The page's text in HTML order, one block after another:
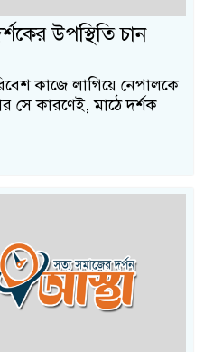
উপস্থিতি চান
কাজে লাগিয়ে নেপালকে
সে কারণেই, মাঠে দর্শক